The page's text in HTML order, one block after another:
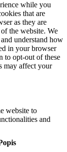
while you
that are
as they are
the website. We
understand how
in your browser
to opt-out of these
may affect your
website to
and